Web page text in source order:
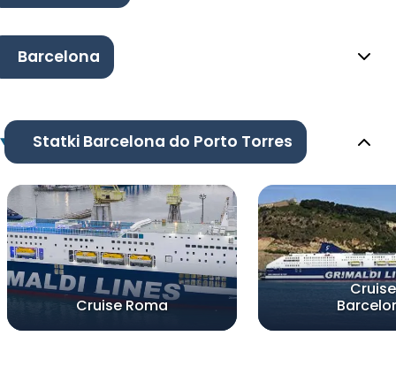
Barcelona
Statki Barcelona do Porto Torres
Cruise Roma
Cruise